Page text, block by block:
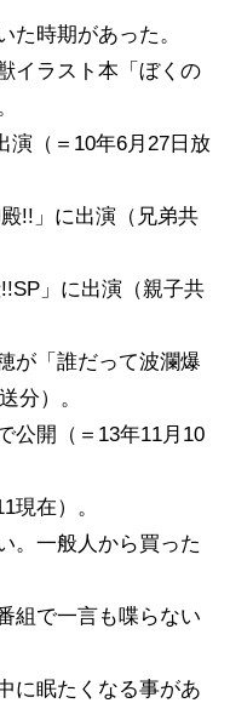
た時期があった。
イラスト本「ぼくの
演（＝10年6月27日放
!!」に出演（兄弟共
」に出演（親子共
が「誰だって波瀾爆
分）。
公開（＝13年11月10
現在）。
。一般人から買った
組で一言も喋らない
に眠たくなる事があ